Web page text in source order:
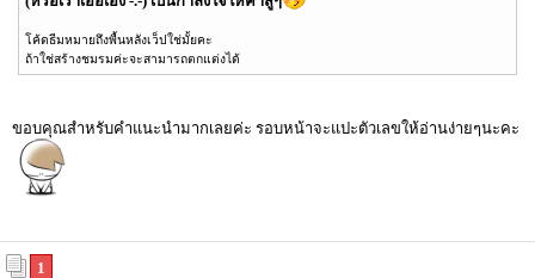
โค้ดธีมหมายถึงพื้นหลังเว็ปใช่มั้ยคะ
ถ้าใช่สร้างชมรมค่ะจะสามารถตกแต่งได้
ขอบคุณสำหรับคำแนะนำมากเลยค่ะ รอบหน้าจะแปะตัวเลขให้อ่านง่ายๆนะคะ
1